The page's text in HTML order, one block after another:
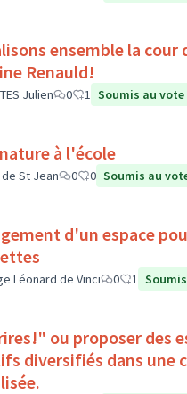
ensemble la cour
Renauld!
Julien 0 1 Soumis au vote
à l'école
St Jean 0 0 Soumis au
d'un espace
Léonard de Vinci 0 1
ou proposer des
diversifiés dans une